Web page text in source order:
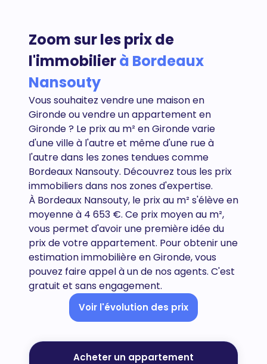
Zoom sur les prix de
l'immobilierà Bordeaux
Nansouty
Vous souhaitez vendre une maison en
Gironde ou vendre un appartement en
Gironde? Le prix au m² en Gironde varie
d'une ville à l'autre et même d'une rue à
l'autre dans les zones tendues comme
Bordeaux Nansouty. Découvrez tous les prix
immobiliers dans nos zones d'expertise.
À Bordeaux Nansouty, le prix au m² s'élève en
moyenne à 4 653 €. Ce prix moyen au m²,
vous permet d'avoir une première idée du
prix de votre appartement. Pour obtenir une
estimation immobilière en Gironde, vous
pouvez faire appel à un de nos agents. C'est
gratuit et sans engagement.
Voir l'évolution des prix
Acheter un appartement